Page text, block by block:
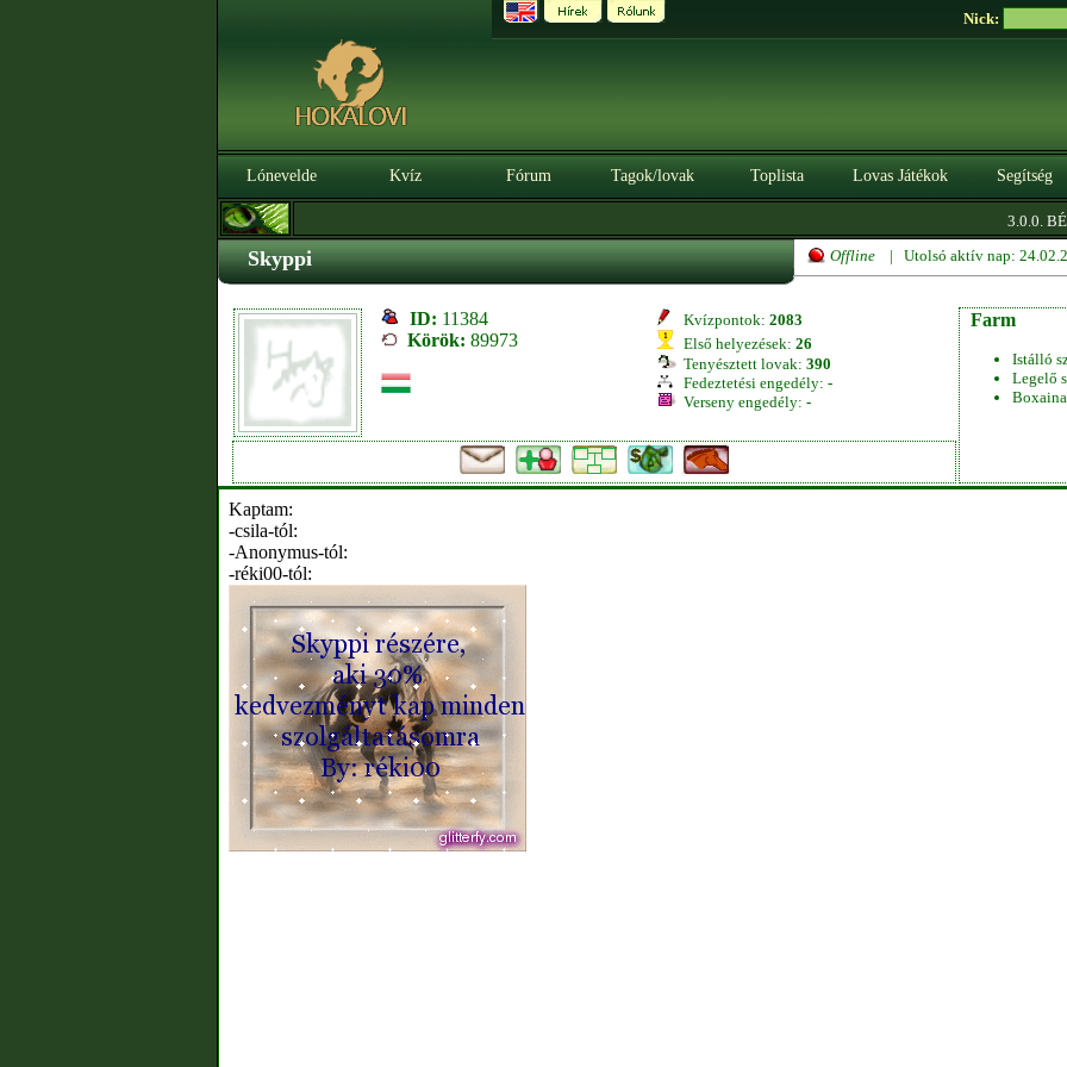
Nick:
Lónevelde Kvíz Fórum Tagok/lovak Toplista Lovas Játékok Segítség
3.0.0.
Skyppi Offline | Utolsó aktív nap:
ID: 11384
Körök: 89973
Kvízpontok: 2083
Első helyezések: 26
Tenyésztett lovak: 390
Fedeztetési engedély: -
Verseny engedély: -
Farm
Istálló
Legelő